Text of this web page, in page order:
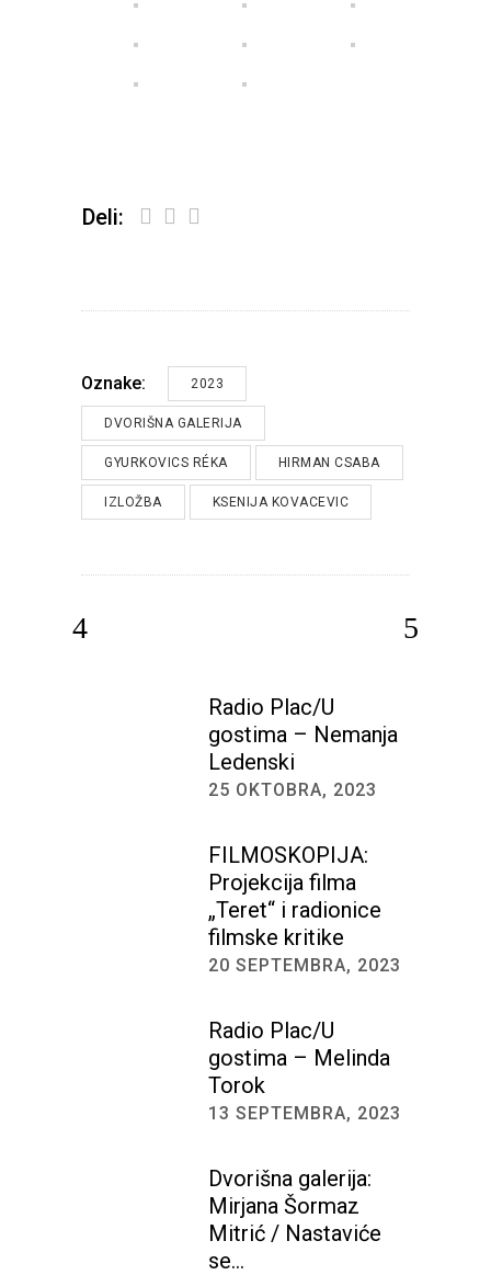
Deli:
Oznake: 2023
DVORIŠNA GALERIJA
GYURKOVICS RÉKA HIRMAN CSABA
IZLOŽBA KSENIJA KOVACEVIC
Radio Plac/U
gostima – Nemanja
Ledenski
25 OKTOBRA, 2023
FILMOSKOPIJA:
Projekcija filma
„Teret“ i radionice
filmske kritike
20 SEPTEMBRA, 2023
Radio Plac/U
gostima – Melinda
Torok
13 SEPTEMBRA, 2023
Dvorišna galerija:
Mirjana Šormaz
Mitrić / Nastaviće
se…